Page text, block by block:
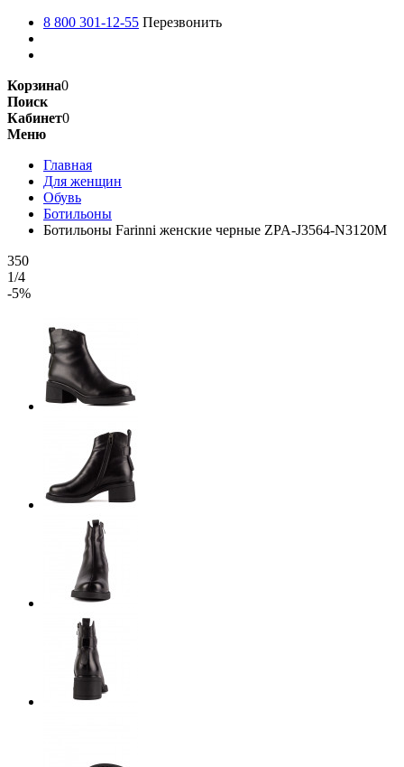
8 800 301-12-55 Перезвонить
Корзина0
Поиск
Кабинет0
Меню
Главная
Для женщин
Обувь
Ботильоны
Ботильоны Farinni женские черные ZPA-J3564-N3120M
350
1/4
-5%